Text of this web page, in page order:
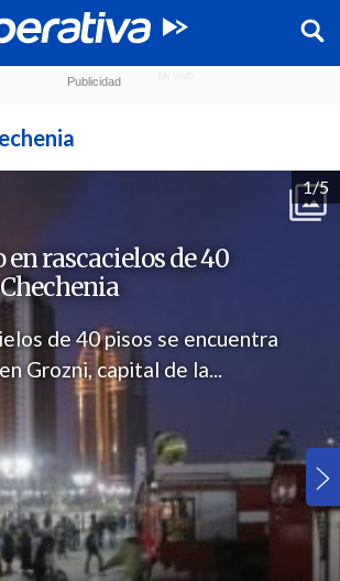
1/5
rascacielos de 40
de 40 pisos se encuentra
Grozni, capital de la...